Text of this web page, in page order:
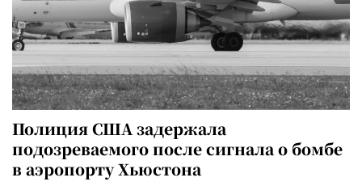
Полиция США задержала
подозреваемого после сигнала о бомбе
в аэропорту Хьюстона